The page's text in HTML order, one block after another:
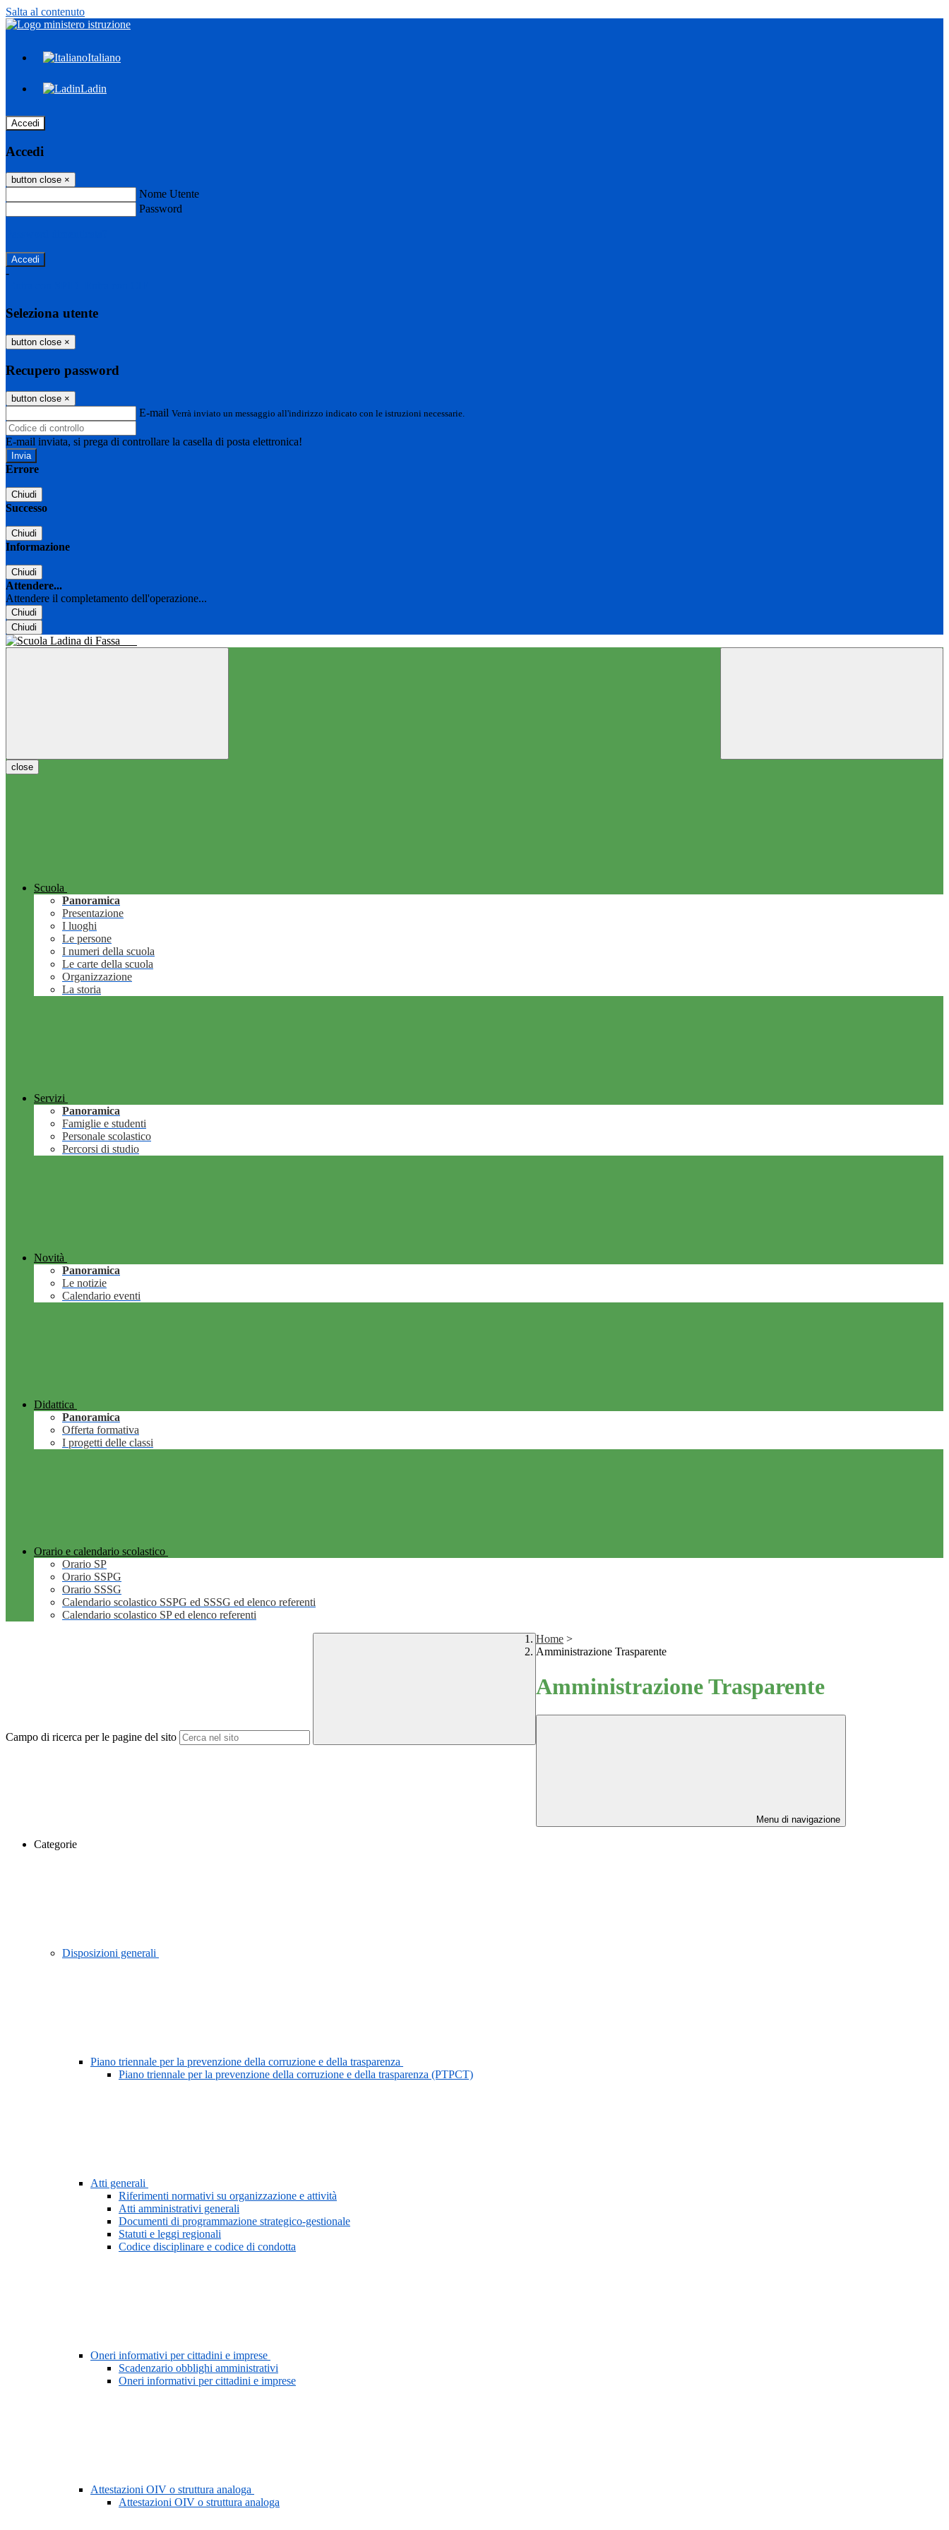
Salta al contenuto
Italiano
Ladin
Accedi
Accedi
button close ×
Nome Utente
Password
-
Seleziona utente
button close ×
Recupero password
button close ×
E-mail Verrà inviato un messaggio all'indirizzo indicato con le istruzioni necessarie.
E-mail inviata, si prega di controllare la casella di posta elettronica!
Errore
Chiudi
Successo
Chiudi
Informazione
Chiudi
Attendere...
Attendere il completamento dell'operazione...
Chiudi
Chiudi
close
Scuola
Panoramica
Presentazione
I luoghi
Le persone
I numeri della scuola
Le carte della scuola
Organizzazione
La storia
Servizi
Panoramica
Famiglie e studenti
Personale scolastico
Percorsi di studio
Novità
Panoramica
Le notizie
Calendario eventi
Didattica
Panoramica
Offerta formativa
I progetti delle classi
Orario e calendario scolastico
Orario SP
Orario SSPG
Orario SSSG
Calendario scolastico SSPG ed SSSG ed elenco referenti
Calendario scolastico SP ed elenco referenti
Campo di ricerca per le pagine del sito
Home >
Amministrazione Trasparente
Amministrazione Trasparente
Menu di navigazione
Categorie
Disposizioni generali
Piano triennale per la prevenzione della corruzione e della trasparenza
Piano triennale per la prevenzione della corruzione e della trasparenza (PTPCT)
Atti generali
Riferimenti normativi su organizzazione e attività
Atti amministrativi generali
Documenti di programmazione strategico-gestionale
Statuti e leggi regionali
Codice disciplinare e codice di condotta
Oneri informativi per cittadini e imprese
Scadenzario obblighi amministrativi
Oneri informativi per cittadini e imprese
Attestazioni OIV o struttura analoga
Attestazioni OIV o struttura analoga